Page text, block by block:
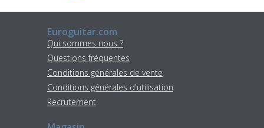
Euroguitar.com
Qui sommes nous ?
Questions fréquentes
Conditions générales de vente
Conditions générales d'utilisation
Recrutement